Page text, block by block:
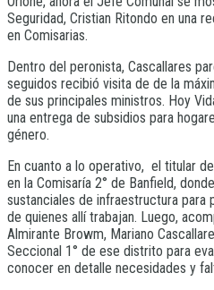
Seguridad, Cristian Ritondo en una
en Comisarias.
Dentro del peronista, Cascallares
seguidos recibió visita de de la
de sus principales ministros. Hoy
una entrega de subsidios para
género.
En cuanto a lo operativo, el titular
en la Comisaría 2° de Banfield,
sustanciales de infraestructura para
de quienes allí trabajan. Luego,
Almirante Browm, Mariano
Seccional 1° de ese distrito para
conocer en detalle necesidades y